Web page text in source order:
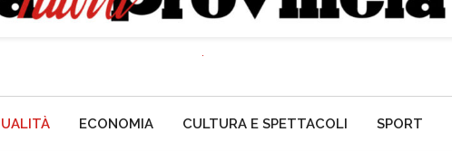
ECONOMIA CULTURA E SPETTACOLI SPORT